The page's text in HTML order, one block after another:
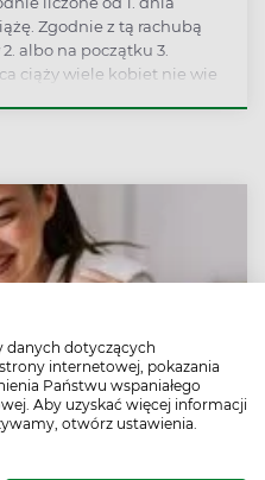
danych dotyczących
internetowej, pokazania
Państwu wspaniałego
Aby uzyskać więcej informacji
otwórz ustawienia.
Zgodnie z tą rachubą
albo na początku 3.
ciąży wiele kobiet nie wie